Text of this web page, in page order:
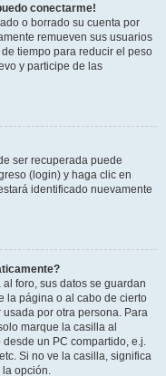
conectarme!
o borrado su cuenta por
remueven sus usuarios
tiempo para reducir el peso
y participe de las
ser recuperada puede
(login) y haga clic en
identificado nuevamente
foro, sus datos se guardan
la página o al cabo de cierto
por otra persona. Para
marque la casilla al
un PC compartido, e.j.
Si no ve la casilla, significa
la opción.